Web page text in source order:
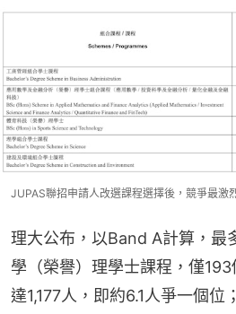
JUPAS聯招申請人改選課程選擇後，競爭最激
理大公布，以Band A計算，最
學（榮譽）理學士課程，僅
達1,177人，即約6.1人爭一個